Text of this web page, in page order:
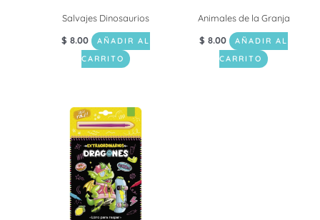
Salvajes Dinosaurios
$ 8.00
AÑADIR AL
CARRITO
Animales de la Granja
$ 8.00
AÑADIR AL
CARRITO